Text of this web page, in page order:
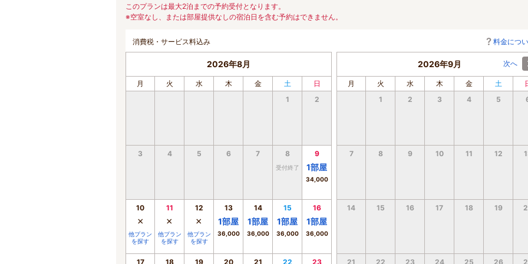
このプランは最大2泊までの予約受付となります。
※空室なし、または部屋提供なしの宿泊日を含む予約はできません。
消費税・サービス料込み 料金につ
2026年8月
月 火 水 木 金 土
日
1
2
3 4 5 6 7 8
受付終了
9
1部屋
34,000
10
×
他プラン
を探す
11
×
他プラン
を探す
12
×
他プラン
を探す
13
1部屋
36,000
14
1部屋
36,000
15
1部屋
36,000
16
1部屋
36,000
17 18 19 20 21 22 23
2026年9月 次へ
月 火 水 木 金 土
1
2 3 4 5
7 8 9 10 11 12
14 15 16 17 18 19
21 22 23 24 25 26